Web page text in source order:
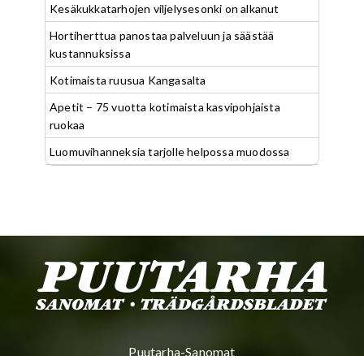
Kesäkukkatarhojen viljelysesonki on alkanut
Hortiherttua panostaa palveluun ja säästää
kustannuksissa
Kotimaista ruusua Kangasalta
Apetit – 75 vuotta kotimaista kasvipohjaista
ruokaa
Luomuvihanneksia tarjolle helpossa muodossa
Puutarha-Sanomat